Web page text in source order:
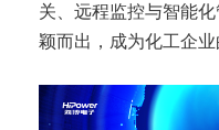
关、远程监控与智能
颖而出，成为化工企业